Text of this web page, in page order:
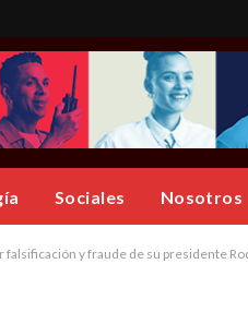
Sociales Nosotros
se aprovecha de su posición para adulterar firmas,